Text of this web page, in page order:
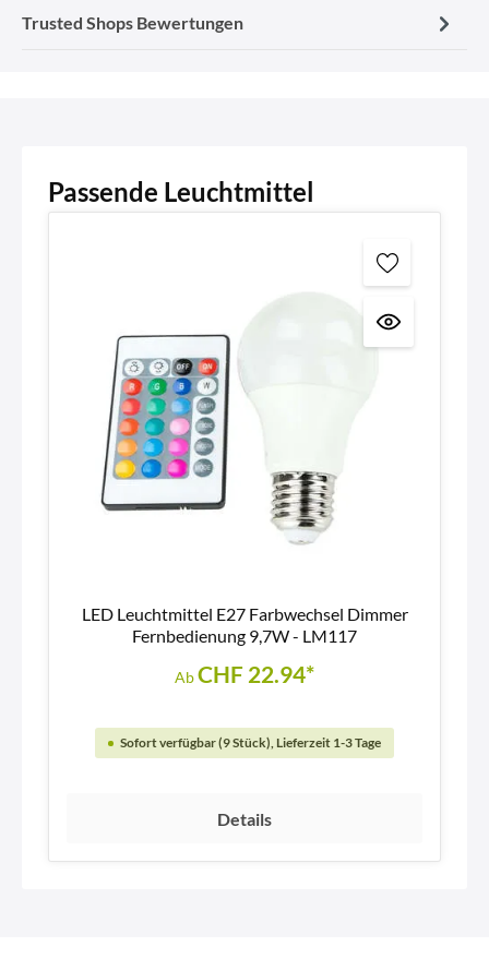
Trusted Shops Bewertungen
Passende Leuchtmittel
LED Leuchtmittel E27 Farbwechsel Dimmer
Fernbedienung 9,7W - LM117
AbCHF 22.94*
Sofort verfügbar (9 Stück), Lieferzeit 1-3 Tage
Details